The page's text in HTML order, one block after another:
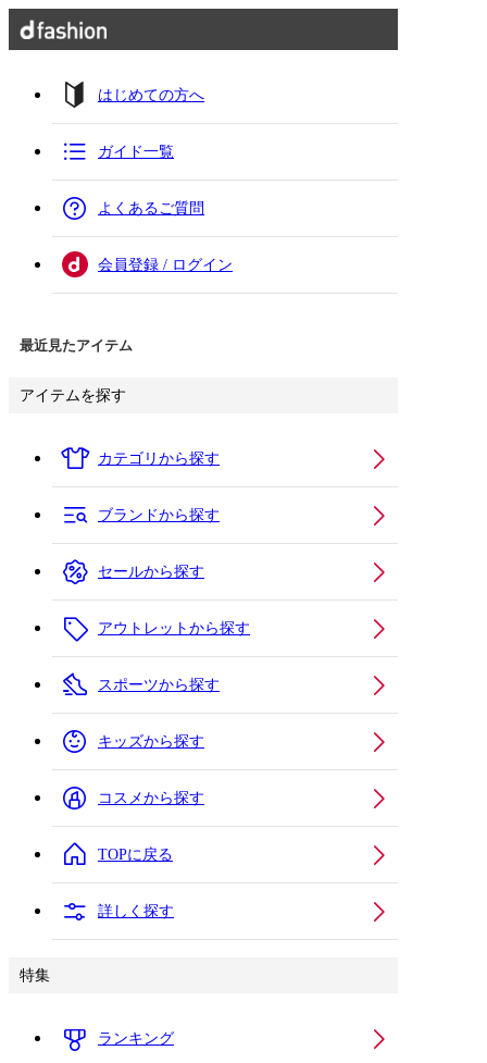
はじめての方へ
ガイド一覧
よくあるご質問
会員登録 / ログイン
最近見たアイテム
アイテムを探す
カテゴリから探す
ブランドから探す
セールから探す
アウトレットから探す
スポーツから探す
キッズから探す
コスメから探す
TOPに戻る
詳しく探す
特集
ランキング